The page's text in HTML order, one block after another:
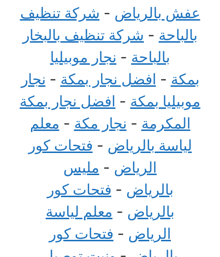
عفش بالرياض - شركة تنظيف
بالباحة - شركة تنظيف بالبخار
بالباحة - نجار موبيليا
بمكة - افضل نجار بمكة - نجار
موبيليا بمكة - افضل نجار بمكة
المكرمة - نجار مكة - معلم
لياسة بالرياض - فتحات كور
الرياض - مليس
بالرياض - فتحات كور
بالرياض - معلم لياسة
الرياض - فتحات كور